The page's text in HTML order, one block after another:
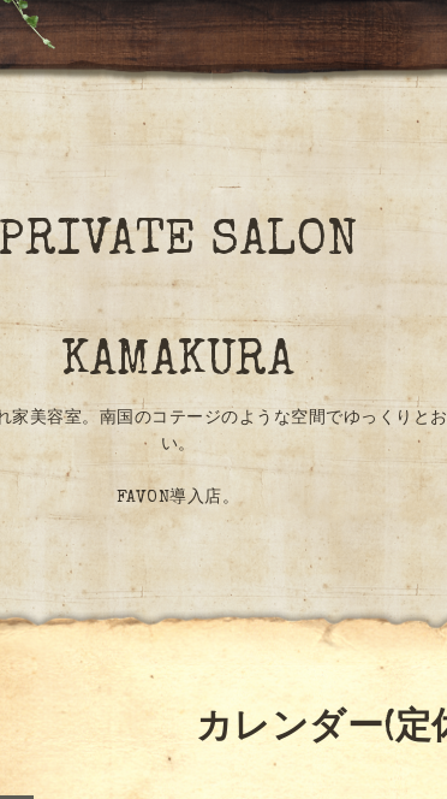
PRIVATE SALON
KAMAKURA
家美容室。南国のコテージのような空間でゆっくりと
い。
FAVON導入店。
カレンダー(定